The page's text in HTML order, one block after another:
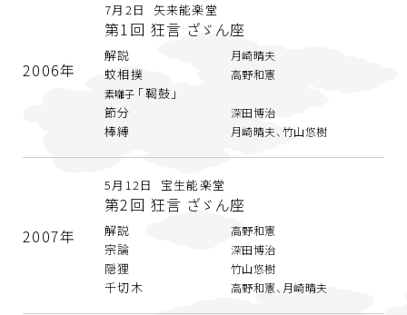
2006年
7月2日 矢来能楽堂
第1回 狂言 ざゞん座
解説 月崎晴夫
蚊相撲 高野和憲
素囃子 「鞨鼓」
節分
深田博治
棒縛 月崎晴夫、竹山悠樹
2007年
5月12日 宝生能楽堂
第2回 狂言 ざゞん座
解説 高野和憲
宗論 深田博治
隠狸 竹山悠樹
千切木 高野和憲、月崎晴夫